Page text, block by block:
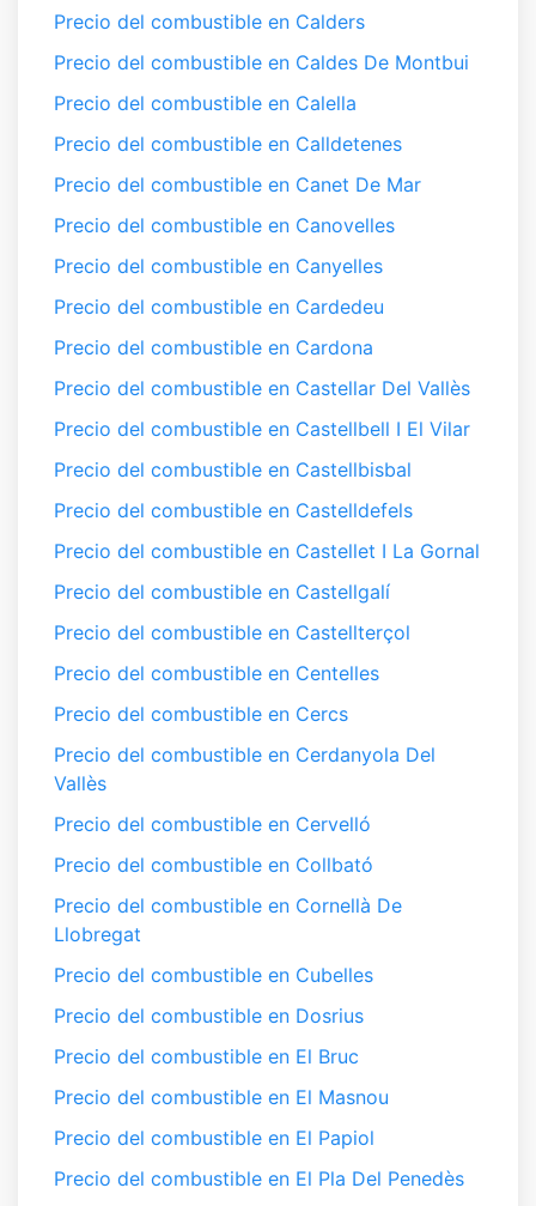
Precio del combustible en Calders
Precio del combustible en Caldes De Montbui
Precio del combustible en Calella
Precio del combustible en Calldetenes
Precio del combustible en Canet De Mar
Precio del combustible en Canovelles
Precio del combustible en Canyelles
Precio del combustible en Cardedeu
Precio del combustible en Cardona
Precio del combustible en Castellar Del Vallès
Precio del combustible en Castellbell I El Vilar
Precio del combustible en Castellbisbal
Precio del combustible en Castelldefels
Precio del combustible en Castellet I La Gornal
Precio del combustible en Castellgalí
Precio del combustible en Castellterçol
Precio del combustible en Centelles
Precio del combustible en Cercs
Precio del combustible en Cerdanyola Del
Vallès
Precio del combustible en Cervelló
Precio del combustible en Collbató
Precio del combustible en Cornellà De
Llobregat
Precio del combustible en Cubelles
Precio del combustible en Dosrius
Precio del combustible en El Bruc
Precio del combustible en El Masnou
Precio del combustible en El Papiol
Precio del combustible en El Pla Del Penedès